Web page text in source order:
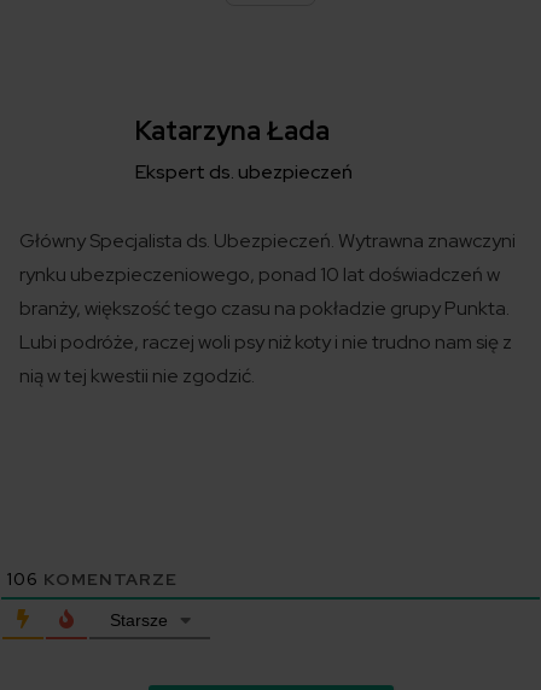
Katarzyna Łada
Ekspert ds. ubezpieczeń
Główny Specjalista ds. Ubezpieczeń. Wytrawna znawczyni
rynku ubezpieczeniowego, ponad 10 lat doświadczeń w
branży, większość tego czasu na pokładzie grupy Punkta.
Lubi podróże, raczej woli psy niż koty i nie trudno nam się z
nią w tej kwestii nie zgodzić.
106 KOMENTARZE
Starsze